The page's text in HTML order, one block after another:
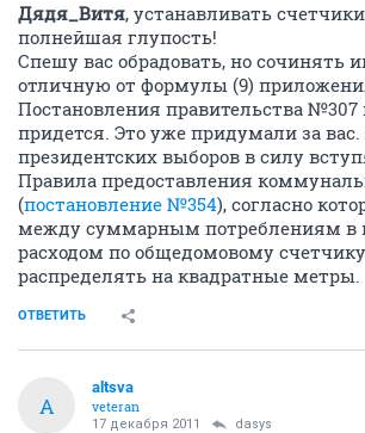
Дядя_Витя, устанавливать
полнейшая глупость!
Спешу вас обрадовать, но сочинять
отличную от формулы (9)
Постановления правительства №307
придется. Это уже придумали за
президентских выборов в силу
Правила предоставления
(постановление №354), согласно
между суммарным потреблениям в
расходом по общедомовому
распределять на квадратные метры.
ОТВЕТИТЬ
A
altsva
veteran
17 декабря 2011 dasys